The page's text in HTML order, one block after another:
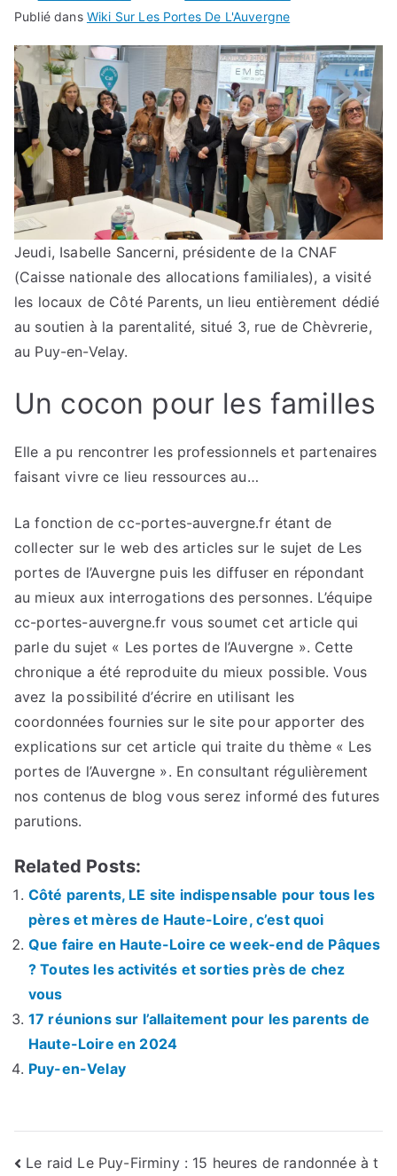
Publié dans Wiki Sur Les Portes De L'Auvergne
Jeudi, Isabelle Sancerni, présidente de la CNAF
(Caisse nationale des allocations familiales), a visité
les locaux de Côté Parents, un lieu entièrement dédié
au soutien à la parentalité, situé 3, rue de Chèvrerie,
au Puy-en-Velay.
Un cocon pour les familles
Elle a pu rencontrer les professionnels et partenaires
faisant vivre ce lieu ressources au…
La fonction de cc-portes-auvergne.fr étant de
collecter sur le web des articles sur le sujet de Les
portes de l’Auvergne puis les diffuser en répondant
au mieux aux interrogations des personnes. L’équipe
cc-portes-auvergne.fr vous soumet cet article qui
parle du sujet « Les portes de l’Auvergne ». Cette
chronique a été reproduite du mieux possible. Vous
avez la possibilité d’écrire en utilisant les
coordonnées fournies sur le site pour apporter des
explications sur cet article qui traite du thème « Les
portes de l’Auvergne ». En consultant régulièrement
nos contenus de blog vous serez informé des futures
parutions.
Related Posts:
Côté parents, LE site indispensable pour tous les
pères et mères de Haute-Loire, c’est quoi
Que faire en Haute-Loire ce week-end de Pâques
? Toutes les activités et sorties près de chez
vous
17 réunions sur l’allaitement pour les parents de
Haute-Loire en 2024
Puy-en-Velay
Navigation
Le raid Le Puy-Firminy : 15 heures de randonnée à t